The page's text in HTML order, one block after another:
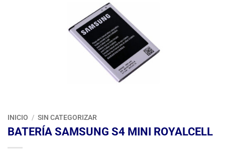
INICIO / SIN CATEGORIZAR
BATERÍA SAMSUNG S4 MINI ROYALCELL